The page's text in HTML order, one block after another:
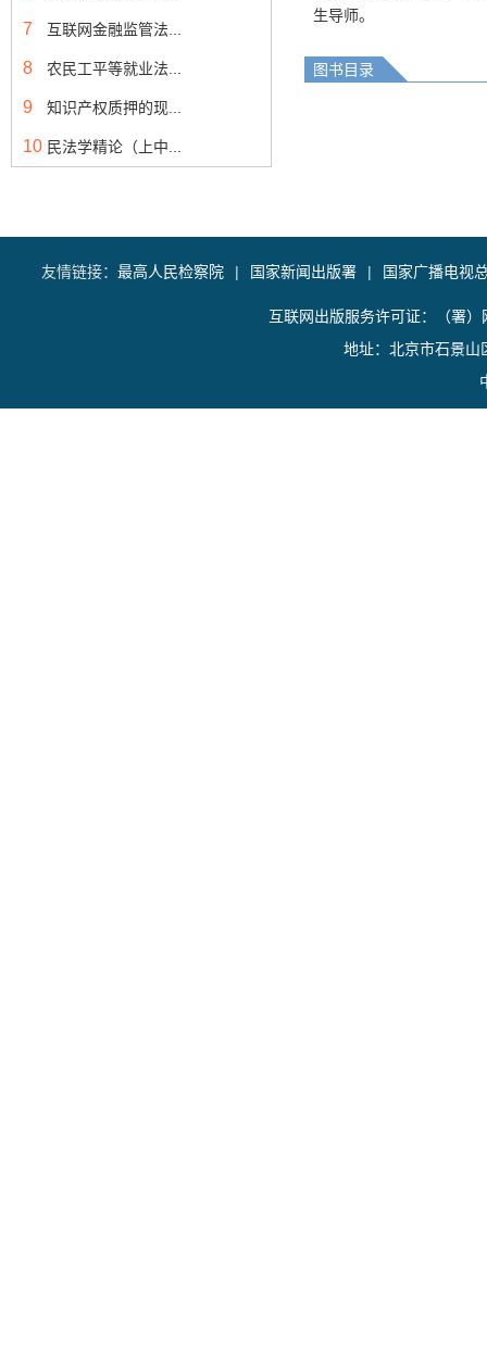
7 互联网金融监管法...
8 农民工平等就业法...
9 知识产权质押的现...
10 民法学精论（上中...
生导师。
图书目录
友情链接： 最高人民检察院 | 国家新闻出版署 | 国家广播电视
互联网出版服务许可证：（署
地址：北京市石景